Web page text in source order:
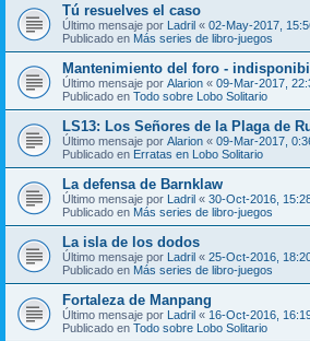
Tú resuelves el caso
Último mensaje por Ladril « 02-May-2017,
Publicado en Más series de libro-juegos
Mantenimiento del foro -
Último mensaje por Alarion « 09-Mar-2017,
Publicado en Todo sobre Lobo Solitario
LS13: Los Señores de la Plaga de
Último mensaje por Alarion « 09-Mar-2017,
Publicado en Erratas en Lobo Solitario
La defensa de Barnklaw
Último mensaje por Ladril « 30-Oct-2016,
Publicado en Más series de libro-juegos
La isla de los dodos
Último mensaje por Ladril « 25-Oct-2016,
Publicado en Más series de libro-juegos
Fortaleza de Manpang
Último mensaje por Ladril « 16-Oct-2016,
Publicado en Todo sobre Lobo Solitario